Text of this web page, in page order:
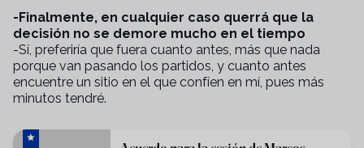
-Finalmente, en cualquier caso querrá que la
decisión no se demore mucho en el tiempo
-Sí, preferiría que fuera cuanto antes, más que nada
porque van pasando los partidos, y cuanto antes
encuentre un sitio en el que confíen en mí, pues más
minutos tendré.